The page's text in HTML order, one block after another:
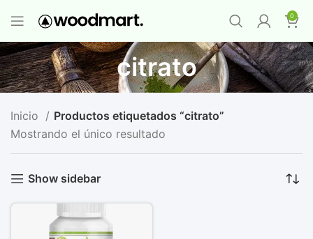
0
citrato
Inicio
Productos etiquetados “citrato”
Mostrando el único resultado
Show sidebar
Premium-Compra 12 unidades y llévate 1
GRATIS ¡LO QUIERO YA